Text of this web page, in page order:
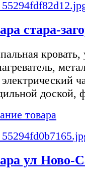
стара-
доской,
товара
ул Ново-